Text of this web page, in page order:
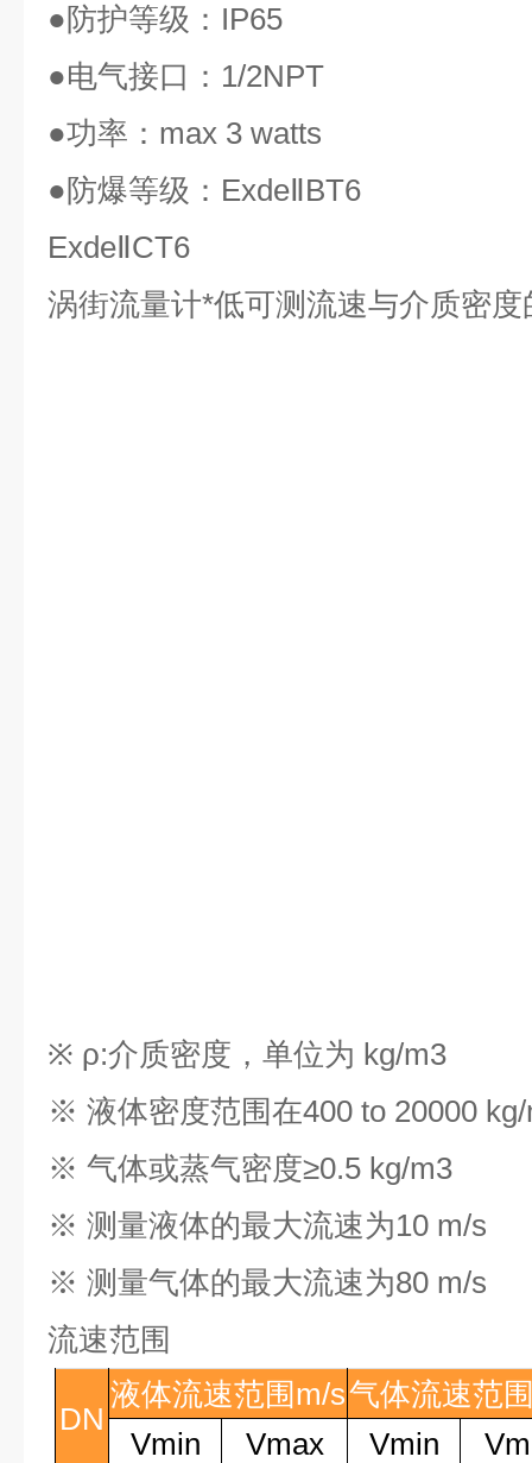
●防护等级： IP65
●电气接口： 1/2NPT
●功率： max 3 watts
●防爆等级： ExdeⅡBT6
ExdeⅡCT6
涡街流量计*低可测流速与介质密度
※ ρ:介质密度，单位为 kg/m3
※ 液体密度范围在400 to 20000
※ 气体或蒸气密度≥0.5 kg/m3
※ 测量液体的最大流速为10 m/s
※ 测量气体的最大流速为80 m/s
流速范围
DN
液体流速范围m/s气体流速范
Vmin Vmax Vmin V